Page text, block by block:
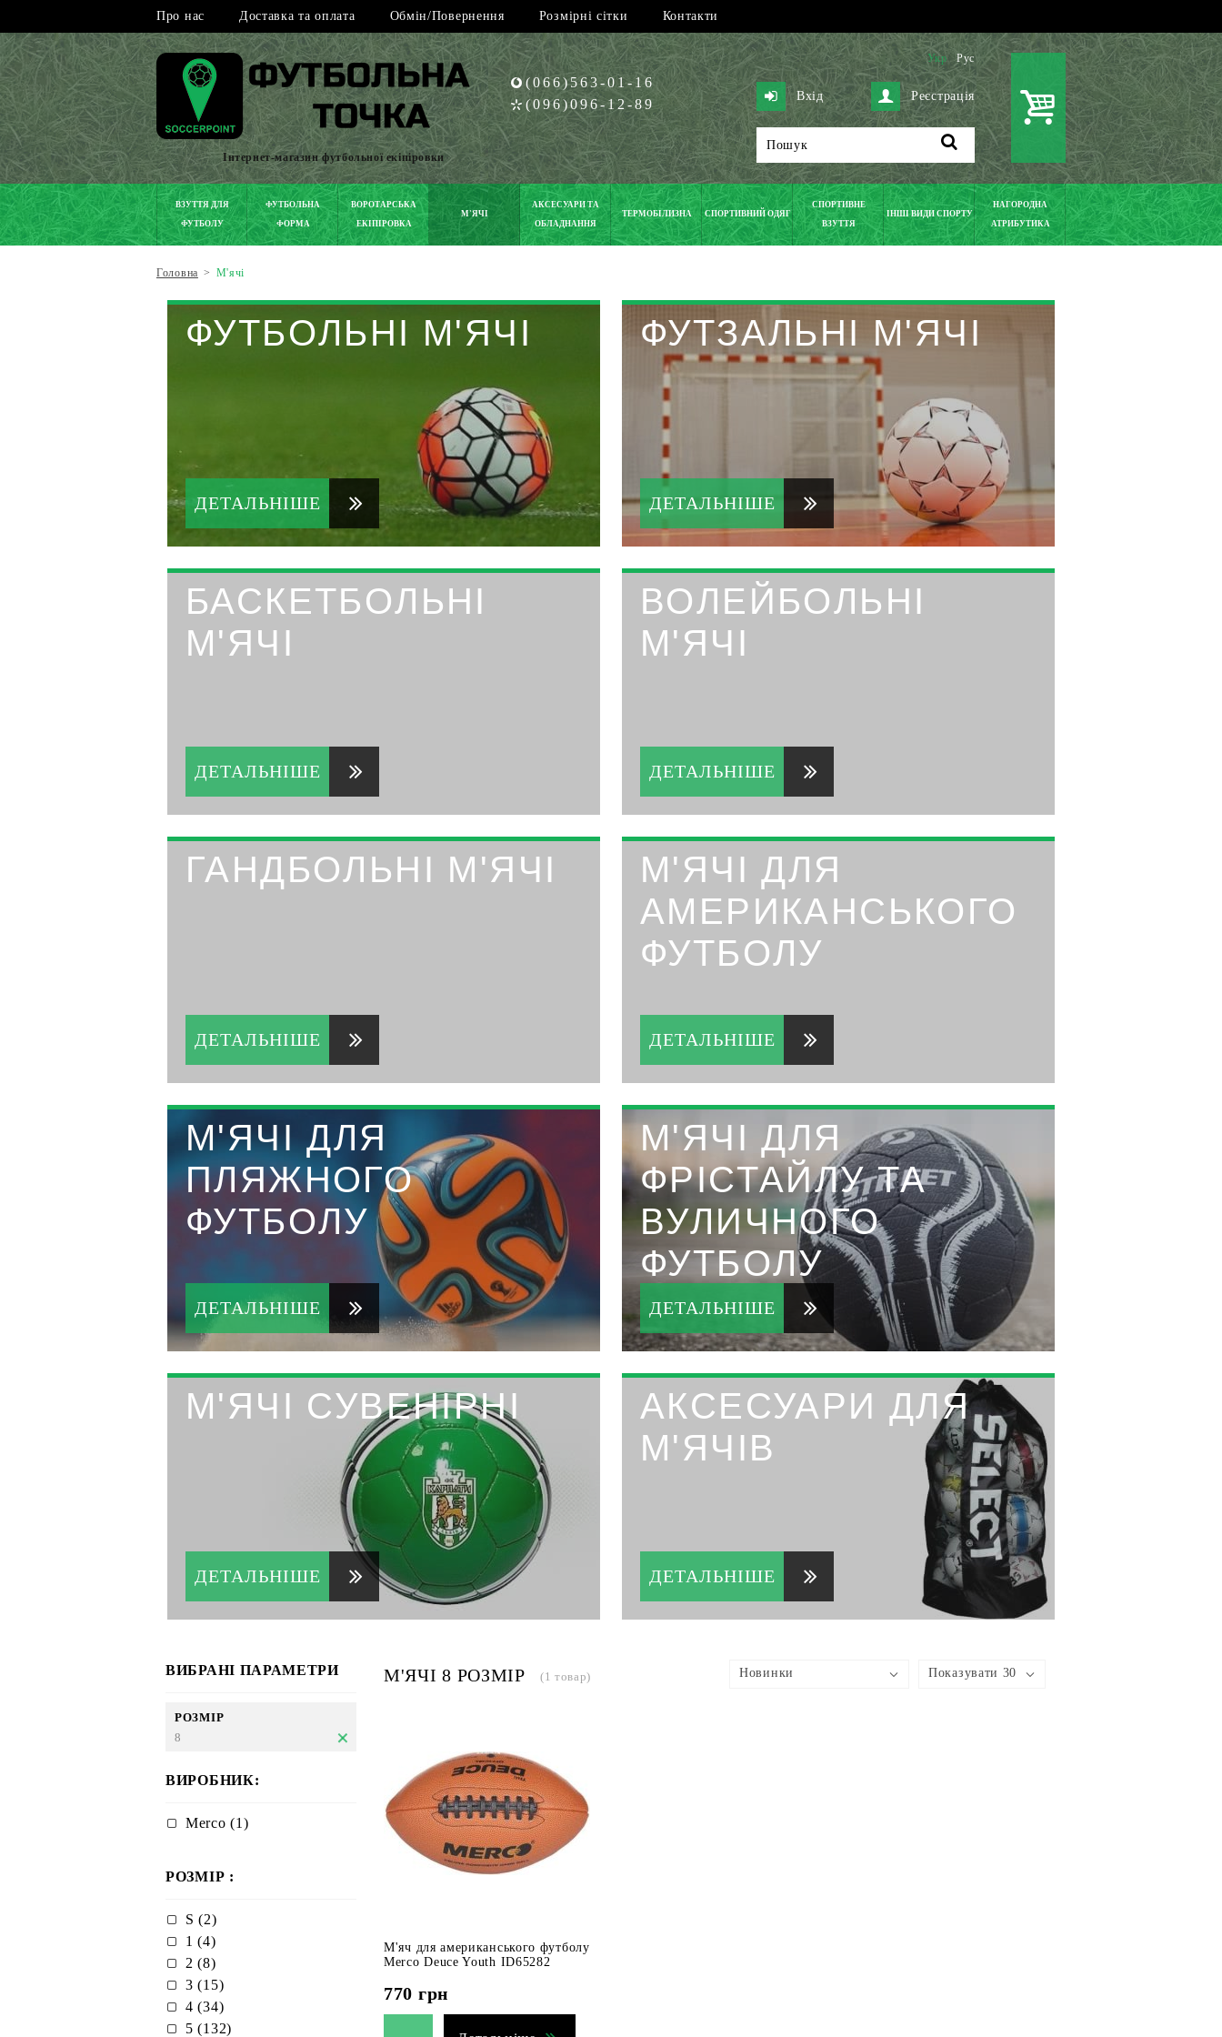
Про нас Доставка та оплата Обмін/Повернення Розмірні сітки Контакти
Інтернет-магазин футбольної екіпіровки
(066)563-01-16
(096)096-12-89
Укр Рус
Вхід Реєстрація
ВЗУТТЯ ДЛЯ
ФУТБОЛУ
ФУТБОЛЬНА
ФОРМА
ВОРОТАРСЬКА
ЕКІПІРОВКА
М'ЯЧІ
АКСЕСУАРИ ТА
ОБЛАДНАННЯ
ТЕРМОБІЛИЗНА СПОРТИВНИЙ ОДЯГ
СПОРТИВНЕ
ВЗУТТЯ
ІНШІ ВИДИ СПОРТУ
НАГОРОДНА
АТРИБУТИКА
Головна > М'ячі
ФУТБОЛЬНІ М'ЯЧІ
ДЕТАЛЬНІШЕ
ФУТЗАЛЬНІ М'ЯЧІ
ДЕТАЛЬНІШЕ
БАСКЕТБОЛЬНІ
М'ЯЧІ
ДЕТАЛЬНІШЕ
ВОЛЕЙБОЛЬНІ
М'ЯЧІ
ДЕТАЛЬНІШЕ
ГАНДБОЛЬНІ М'ЯЧІ
ДЕТАЛЬНІШЕ
М'ЯЧІ ДЛЯ
АМЕРИКАНСЬКОГО
ФУТБОЛУ
ДЕТАЛЬНІШЕ
М'ЯЧІ ДЛЯ
ПЛЯЖНОГО
ФУТБОЛУ
ДЕТАЛЬНІШЕ
М'ЯЧІ ДЛЯ
ФРІСТАЙЛУ ТА
ВУЛИЧНОГО
ФУТБОЛУ
ДЕТАЛЬНІШЕ
М'ЯЧІ СУВЕНІРНІ
ДЕТАЛЬНІШЕ
АКСЕСУАРИ ДЛЯ
М'ЯЧІВ
ДЕТАЛЬНІШЕ
ВИБРАНІ ПАРАМЕТРИ
РОЗМІР
8
ВИРОБНИК:
Merco (1)
РОЗМІР :
S (2)
1 (4)
2 (8)
3 (15)
4 (34)
5 (132)
М'ЯЧІ 8 РОЗМІР (1 товар) Новинки Показувати 30
М'яч для американського футболу
Merco Deuce Youth ID65282
770 грн